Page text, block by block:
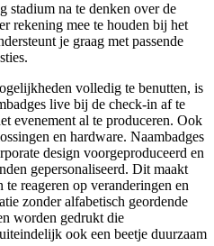
stadium na te denken over de
rekening mee te houden bij het
je graag met passende
volledig te benutten, is
live bij de check-in af te
evenement al te produceren. Ook
en hardware. Naambadges
design voorgeproduceerd en
gepersonaliseerd. Dit maakt
reageren op veranderingen en
zonder alfabetisch geordende
worden gedrukt die
ook een beetje duurzaam